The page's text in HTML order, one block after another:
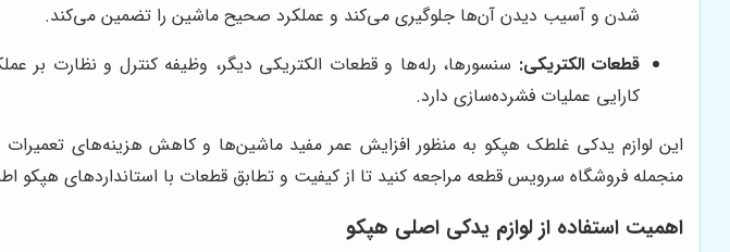
شدن و آسیب دیدن آن‌ها جلوگیری می‌کند و عملکرد صحیح ماشین را تضمین می‌کند.
قطعات الکتریکی: سنسورها، رله‌ها و قطعات الکتریکی دیگر، وظیفه کنترل و نظارت بر
کارایی عملیات فشرده‌سازی دارد.
این لوازم یدکی غلطک هپکو به منظور افزایش عمر مفید ماشین‌ها و کاهش هزینه‌های تعمیرات
منجمله فروشگاه سرویس قطعه مراجعه کنید تا از کیفیت و تطابق قطعات با استانداردهای هپکو
اهمیت استفاده از لوازم یدکی اصلی هپکو